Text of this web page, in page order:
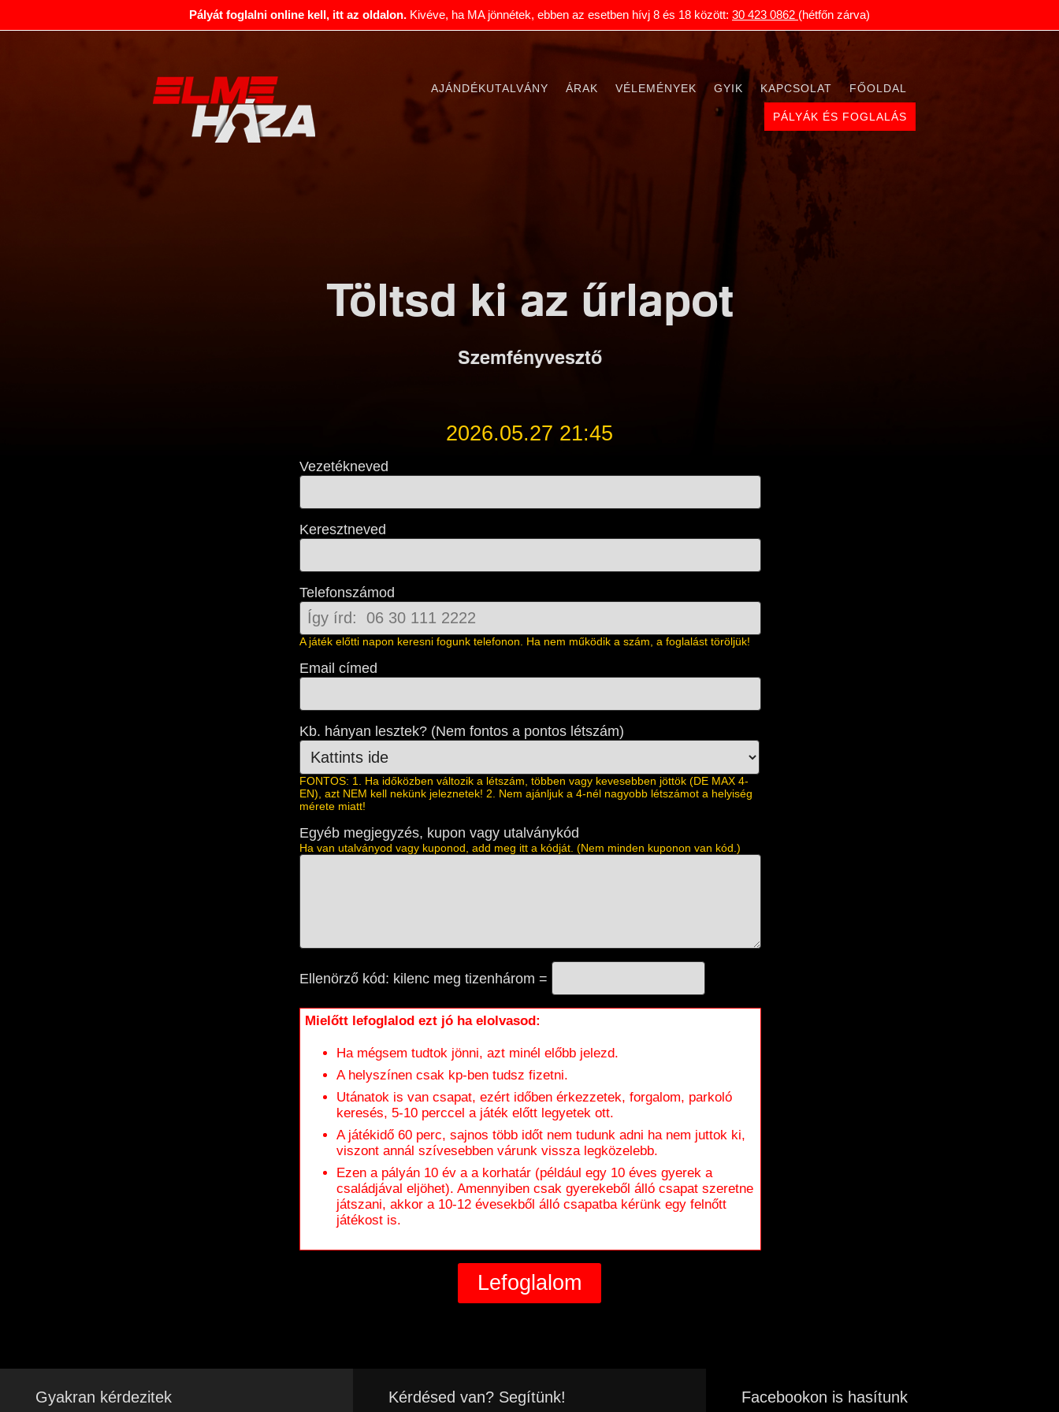
Pályát foglalni online kell, itt az oldalon. Kivéve, ha MA jönnétek, ebben az esetben hívj 8 és 18 között: 30 423 0862 (hétfőn zárva)
FŐOLDAL
KAPCSOLAT
GYIK
VÉLEMÉNYEK
ÁRAK
AJÁNDÉKUTALVÁNY
PÁLYÁK ÉS FOGLALÁS
Töltsd ki az űrlapot
Szemfényvesztő
2026.05.27 21:45
Vezetékneved
Keresztneved
Telefonszámod
A játék előtti napon keresni fogunk telefonon. Ha nem működik a szám, a foglalást töröljük!
Email címed
Kb. hányan lesztek? (Nem fontos a pontos létszám)
FONTOS: 1. Ha időközben változik a létszám, többen vagy kevesebben jöttök (DE MAX 4-
EN), azt NEM kell nekünk jeleznetek! 2. Nem ajánljuk a 4-nél nagyobb létszámot a helyiség
mérete miatt!
Egyéb megjegyzés, kupon vagy utalványkód
Ha van utalványod vagy kuponod, add meg itt a kódját. (Nem minden kuponon van kód.)
Ellenörző kód: kilenc meg tizenhárom =
Mielőtt lefoglalod ezt jó ha elolvasod:
Ha mégsem tudtok jönni, azt minél előbb jelezd.
A helyszínen csak kp-ben tudsz fizetni.
Utánatok is van csapat, ezért időben érkezzetek, forgalom, parkoló
keresés, 5-10 perccel a játék előtt legyetek ott.
A játékidő 60 perc, sajnos több időt nem tudunk adni ha nem juttok ki,
viszont annál szívesebben várunk vissza legközelebb.
Ezen a pályán 10 év a a korhatár (például egy 10 éves gyerek a
családjával eljöhet). Amennyiben csak gyerekeből álló csapat szeretne
játszani, akkor a 10-12 évesekből álló csapatba kérünk egy felnőtt
játékost is.
Gyakran kérdezitek Kérdésed van? Segítünk! Facebookon is hasítunk